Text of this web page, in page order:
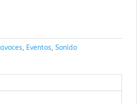
, Eventos, Sonido